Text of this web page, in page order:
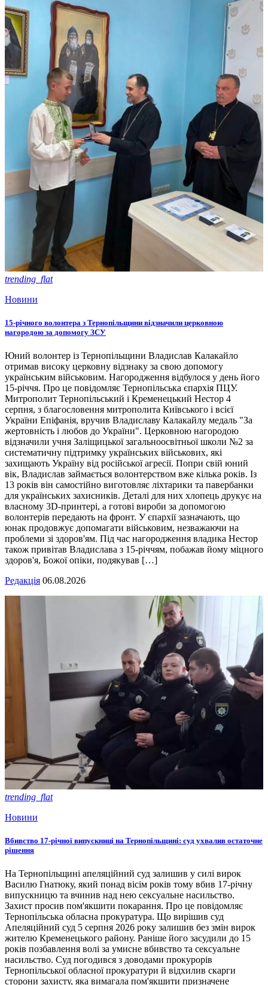
trending_flat
Новини
15-річного волонтера з Тернопільщини відзначили церковною
нагородою за допомогу ЗСУ
Юний волонтер із Тернопільщини Владислав Калакайло
отримав високу церковну відзнаку за свою допомогу
українським військовим. Нагородження відбулося у день його
15-річчя. Про це повідомляє Тернопільська єпархія ПЦУ.
Митрополит Тернопільський і Кременецький Нестор 4
серпня, з благословення митрополита Київського і всієї
України Епіфанія, вручив Владиславу Калакайлу медаль "За
жертовність і любов до України". Церковною нагородою
відзначили учня Заліщицької загальноосвітньої школи №2 за
систематичну підтримку українських військових, які
захищають Україну від російської агресії. Попри свій юний
вік, Владислав займається волонтерством вже кілька років. Із
13 років він самостійно виготовляє ліхтарики та павербанки
для українських захисників. Деталі для них хлопець друкує на
власному 3D-принтері, а готові вироби за допомогою
волонтерів передають на фронт. У єпархії зазначають, що
юнак продовжує допомагати військовим, незважаючи на
проблеми зі здоров'ям. Під час нагородження владика Нестор
також привітав Владислава з 15-річчям, побажав йому міцного
здоров'я, Божої опіки, подякував […]
Редакція 06.08.2026
trending_flat
Новини
Вбивство 17-річної випускниці на Тернопільщині: суд ухвалив остаточне
рішення
На Тернопільщині апеляційний суд залишив у силі вирок
Василю Гнатюку, який понад вісім років тому вбив 17-річну
випускницю та вчинив над нею сексуальне насильство.
Захист просив пом'якшити покарання. Про це повідомляє
Тернопільська обласна прокуратура. Що вирішив суд
Апеляційний суд 5 серпня 2026 року залишив без змін вирок
жителю Кременецького району. Раніше його засудили до 15
років позбавлення волі за умисне вбивство та сексуальне
насильство. Суд погодився з доводами прокурорів
Тернопільської обласної прокуратури й відхилив скарги
сторони захисту, яка вимагала пом'якшити призначене